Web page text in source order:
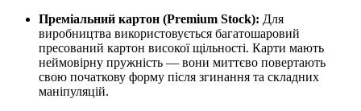
Преміальний картон (Premium Stock): Для
виробництва використовується багатошаровий
пресований картон високої щільності. Карти мають
неймовірну пружність — вони миттєво повертають
свою початкову форму після згинання та складних
маніпуляцій.